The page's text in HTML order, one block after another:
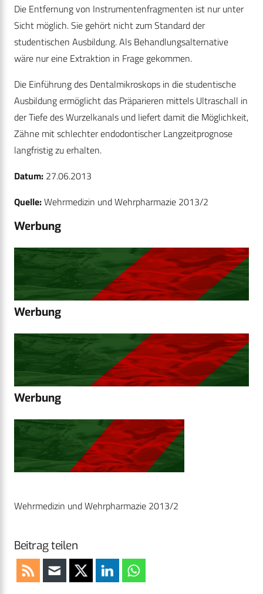
Die Entfernung von Instrumentenfragmenten ist nur unter
Sicht möglich. Sie gehört nicht zum Standard der
studentischen Ausbildung. Als Behandlungsalternative
wäre nur eine Extraktion in Frage gekommen.
Die Einführung des Dentalmikroskops in die studentische
Ausbildung ermöglicht das Präparieren mittels Ultraschall in
der Tiefe des Wurzelkanals und liefert damit die Möglichkeit,
Zähne mit schlechter endodontischer Langzeitprognose
langfristig zu erhalten.
Datum: 27.06.2013
Quelle:Wehrmedizin und Wehrpharmazie 2013/2
Werbung
Werbung
Werbung
Wehrmedizin und Wehrpharmazie 2013/2
Beitrag teilen